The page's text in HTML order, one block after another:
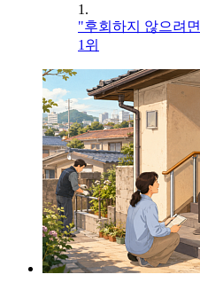
1.
"후회하지 않으려
1위